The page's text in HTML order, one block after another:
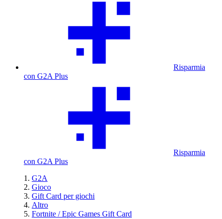
Risparmia
con G2A Plus
Risparmia
con G2A Plus
G2A
Gioco
Gift Card per giochi
Altro
Fortnite / Epic Games Gift Card